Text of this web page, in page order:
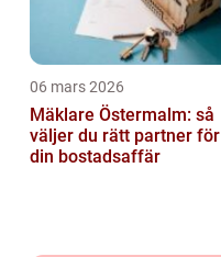
06 mars 2026
Mäklare Östermalm: så
väljer du rätt partner för
din bostadsaffär